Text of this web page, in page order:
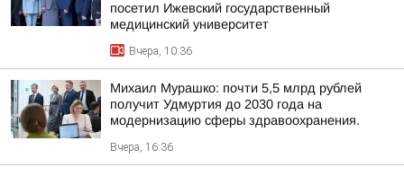
посетил Ижевский государственный
медицинский университет
Вчера, 10:36
Михаил Мурашко: почти 5,5 млрд рублей
получит Удмуртия до 2030 года на
модернизацию сферы здравоохранения.
Вчера, 16:36